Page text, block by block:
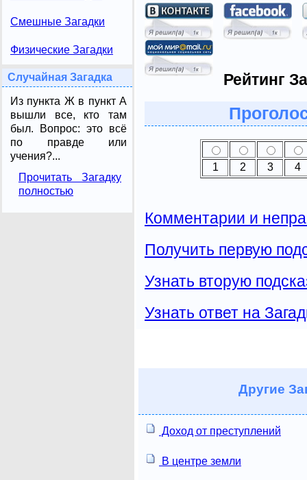
Смешные Загадки
Физические Загадки
Случайная Загадка
Из пункта Ж в пункт А
вышли все, кто там
был. Вопрос: это всё
по правде или
учения?...
Прочитать Загадку
полностью
Рейтинг
1 2 3 4
Комментарии и
Получить первую
Узнать вторую
Узнать ответ на
Другие
Доход от преступлений
В центре земли